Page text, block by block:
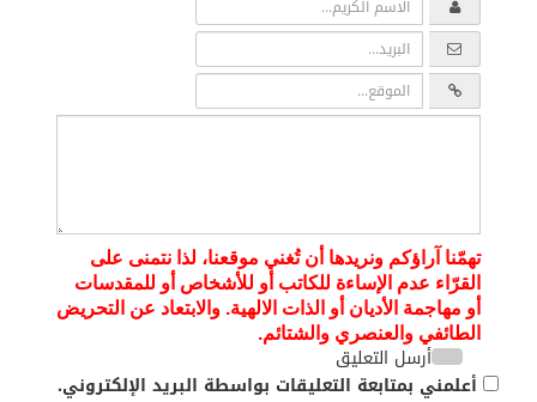
تهمّنا آراؤكم ونريدها أن تُغني موقعنا، لذا نتمنى على
القرّاء عدم الإساءة للكاتب أو للأشخاص أو للمقدسات
أو مهاجمة الأديان أو الذات الالهية. والابتعاد عن التحريض
الطائفي والعنصري والشتائم.
أرسل التعليق
أعلمني بمتابعة التعليقات بواسطة البريد الإلكتروني.